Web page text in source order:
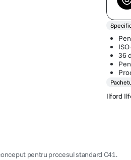
36
Ilford
pentru procesul standard C41.